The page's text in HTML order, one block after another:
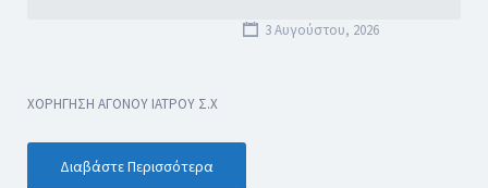
3 Αυγούστου, 2026
ΧΟΡΗΓΗΣΗ ΑΓΟΝΟΥ ΙΑΤΡΟΥ Σ.Χ
Διαβάστε Περισσότερα